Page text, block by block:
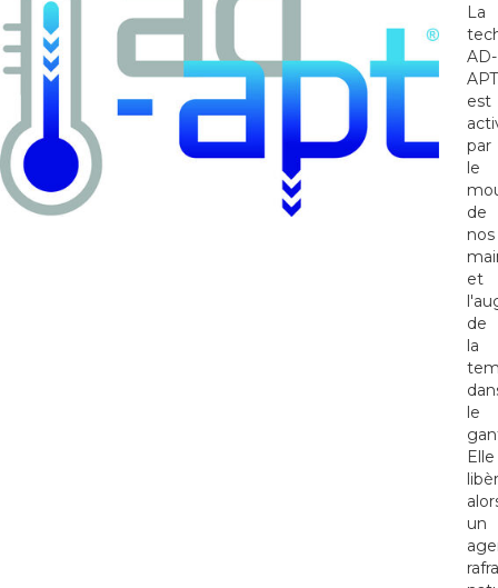
La
AD-
APT
est
par
le
de
nos
et
de
la
le
Elle
un